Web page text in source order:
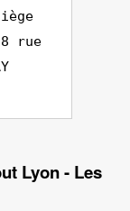
rue
Lyon - Les